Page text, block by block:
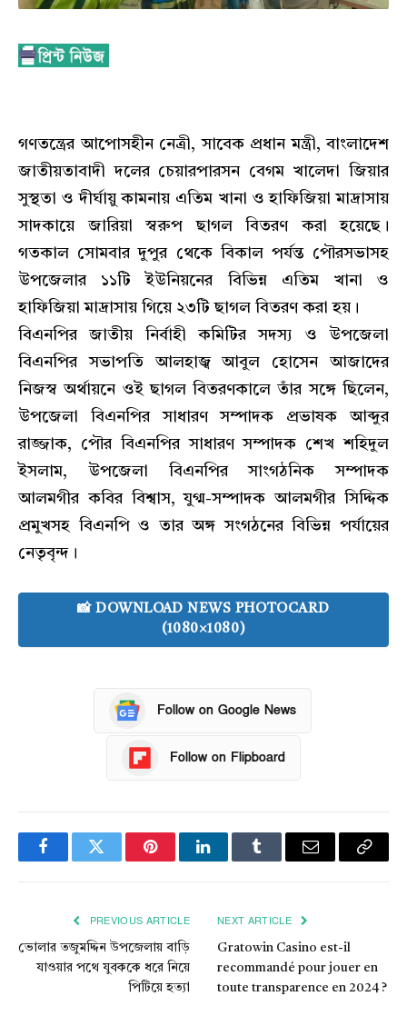
গণতন্ত্রের আপোসহীন নেত্রী, সাবেক প্রধান মন্ত্রী, বাংলাদেশ
জাতীয়তাবাদী দলের চেয়ারপারসন বেগম খালেদা জিয়ার
সুস্থতা ও দীর্ঘায়ু কামনায় এতিম খানা ও হাফিজিয়া মাদ্রাসায়
সাদকায়ে জারিয়া স্বরুপ ছাগল বিতরণ করা হয়েছে।
গতকাল সোমবার দুপুর থেকে বিকাল পর্যন্ত পৌরসভাসহ
উপজেলার ১১টি ইউনিয়নের বিভিন্ন এতিম খানা ও
হাফিজিয়া মাদ্রাসায় গিয়ে ২৩টি ছাগল বিতরণ করা হয়।
বিএনপির জাতীয় নির্বাহী কমিটির সদস্য ও উপজেলা
বিএনপির সভাপতি আলহাজ্ব আবুল হোসেন আজাদের
নিজস্ব অর্থায়নে ওই ছাগল বিতরণকালে তাঁর সঙ্গে ছিলেন,
উপজেলা বিএনপির সাধারণ সম্পাদক প্রভাষক আব্দুর
রাজ্জাক, পৌর বিএনপির সাধারণ সম্পাদক শেখ শহিদুল
ইসলাম, উপজেলা বিএনপির সাংগঠনিক সম্পাদক
আলমগীর কবির বিশ্বাস, যুগ্ম-সম্পাদক আলমগীর সিদ্দিক
প্রমুখসহ বিএনপি ও তার অঙ্গ সংগঠনের বিভিন্ন পর্যায়ের
নেতৃবৃন্দ।
📸 DOWNLOAD NEWS PHOTOCARD
(1080×1080)
Follow on Google News
Follow on Flipboard
FacebookTwitter PinterestLinkedInTumblr Email
Copy
PREVIOUS ARTICLE
ভোলার তজুমদ্দিন উপজেলায় বাড়ি
যাওয়ার পথে যুবককে ধরে নিয়ে
পিটিয়ে হত্যা
NEXT ARTICLE
Gratowin Casino est-il
recommandé pour jouer en
toute transparence en 2024 ?